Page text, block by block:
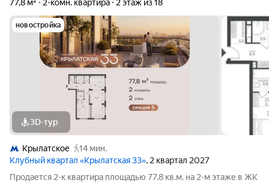
77,8 м²
2-комн. квартира 2 этаж из 18
новостройка
3D-тур
Крылатское
14 мин.
Клубный квартал «Крылатская 33», 2 квартал 2027
Продается 2-к квартира площадью 77.8 кв.м. на 2-м этаже в ЖК